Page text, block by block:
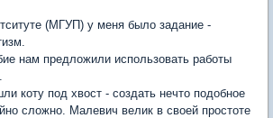
(МГУП) у меня было задание -
нам предложили использовать работы
коту под хвост - создать нечто подобное
сложно. Малевич велик в своей простоте